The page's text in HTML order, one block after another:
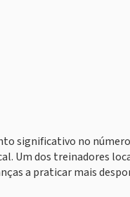
significativo no
Um dos treinadores
a praticar mais